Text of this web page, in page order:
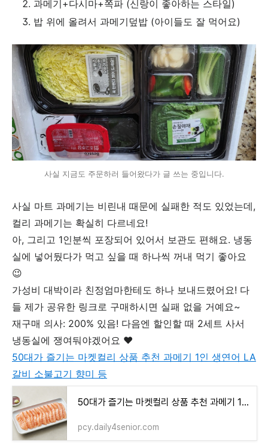
이 포스팅은
과메기+다시마+쪽파 (신랑이 좋아하는 스타일)
밥 위에 올려서 과메기덮밥 (아이들도 잘 먹어요)
사실 지금도 주문하러 들어왔다가 글 쓰는 중입니다.
사실 마트 과메기는 비린내 때문에 실패한 적도 있었는데,
컬리 과메기는 확실히 다르네요!
아, 그리고 1인분씩 포장되어 있어서 보관도 편해요. 냉동
실에 넣어뒀다가 먹고 싶을 때 하나씩 꺼내 먹기 좋아요
😉
가성비 대박이라 친정엄마한테도 하나 보내드렸어요! 다
들 제가 공유한 링크로 구매하시면 실패 없을 거예요~
재구매 의사: 200% 있음! 다음엔 할인할 때 2세트 사서
냉동실에 쟁여둬야겠어요 ❤️
50대가 즐기는 마켓컬리 상품 추천 과메기 1인 생연어 LA
갈비 소불고기 향미 등
50대가 즐기는 마켓컬리 상품 추천 과메기 1인 생연어 LA갈비 소불고기 향미 등
pcy.daily4senior.com